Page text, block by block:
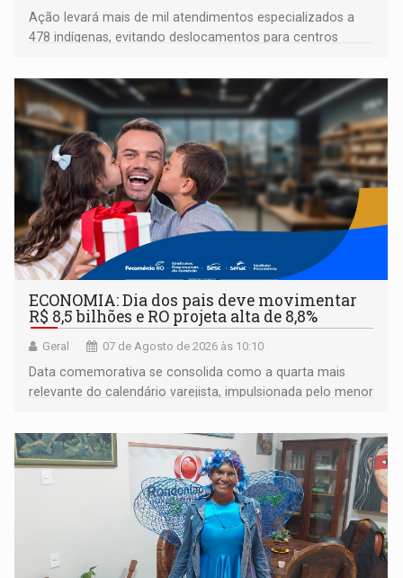
Ação levará mais de mil atendimentos especializados a
478 indígenas, evitando deslocamentos para centros
ECONOMIA: Dia dos pais deve movimentar
R$ 8,5 bilhões e RO projeta alta de 8,8%
Geral 07 de Agosto de 2026 às 10:10
Data comemorativa se consolida como a quarta mais
relevante do calendário varejista, impulsionada pelo menor
média do trabalhador